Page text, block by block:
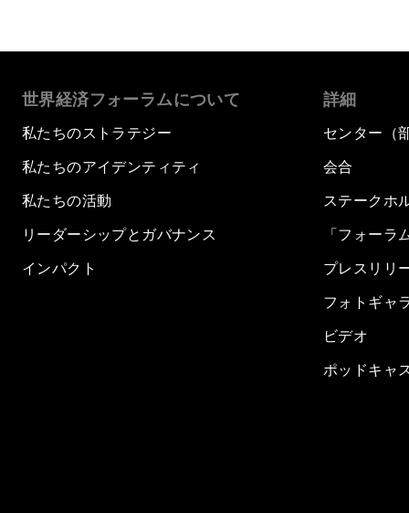
世界経済フォーラムについて
私たちのストラテジー
私たちのアイデンティティ
私たちの活動
リーダーシップとガバナンス
インパクト
詳細
センター（
会合
ステークホ
「フォーラ
プレスリリ
フォトギャ
ビデオ
ポッドキャ